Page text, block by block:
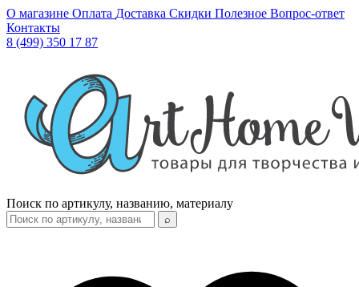
О магазине Оплата Доставка Скидки Полезное Вопрос-ответ
Контакты
8 (499) 350 17 87
Поиск по артикулу, названию, материалу
⌕